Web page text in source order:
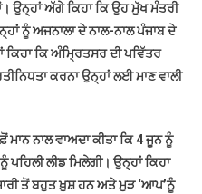
ਉਨ੍ਹਾਂ ਅੱਗੇ ਕਿਹਾ ਕਿ ਉਹ ਮੁੱਖ ਮੰਤਰੀ
ਨੂੰ ਅਜਨਾਲਾ ਦੇ ਨਾਲ-ਨਾਲ ਪੰਜਾਬ ਦੇ
ਕਿਹਾ ਕਿ ਅੰਮ੍ਰਿਤਸਰ ਦੀ ਪਵਿੱਤਰ
ਕਰਨਾ ਉਨ੍ਹਾਂ ਲਈ ਮਾਣ ਵਾਲੀ
ਨਾਲ ਵਾਅਦਾ ਕੀਤਾ ਕਿ 4 ਜੂਨ ਨੂੰ
ਲੀਡ ਮਿਲੇਗੀ। ਉਨ੍ਹਾਂ ਕਿਹਾ
ਤੋਂ ਬਹੁਤ ਖ਼ੁਸ਼ ਹਨ ਅਤੇ ਮੁੜ ‘ਆਪ’ਨੂੰ